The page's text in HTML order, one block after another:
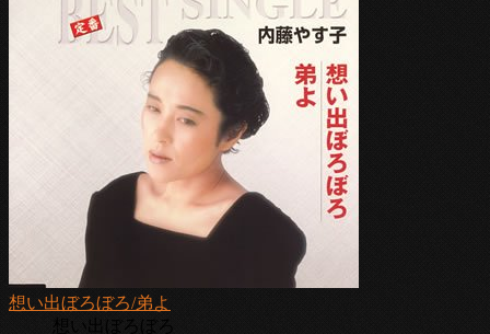
想い出ぼろぼろ/弟よ
想い出ぼろぼろ